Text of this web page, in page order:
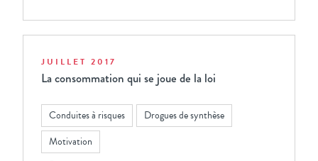
JUILLET 2017
La consommation qui se joue de la loi
Conduites à risques
Drogues de synthèse
Motivation